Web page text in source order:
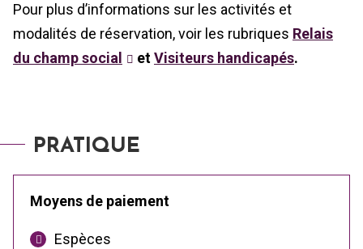
Pour plus d’informations sur les activités et
modalités de réservation, voir les rubriques Relais
du champ social
etVisiteurs handicapés.
PRATIQUE
Moyens de paiement
Espèces